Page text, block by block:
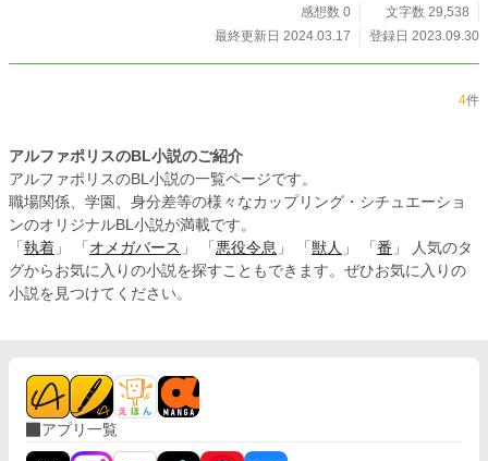
感想数 0
文字数 29,538
最終更新日 2024.03.17
登録日 2023.09.30
4件
アルファポリスのBL小説のご紹介
アルファポリスのBL小説の一覧ページです。
職場関係、学園、身分差等の様々なカップリング・シチュエーショ
ンのオリジナルBL小説が満載です。
「 執着 」 「 オメガバース 」 「 悪役令息 」 「 獣人 」 「 番 」 人気のタ
グからお気に入りの小説を探すこともできます。ぜひお気に入りの
小説を見つけてください。
アプリ一覧